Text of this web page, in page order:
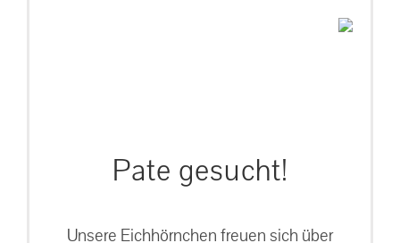
Pate gesucht!
Unsere Eichhörnchen freuen sich über